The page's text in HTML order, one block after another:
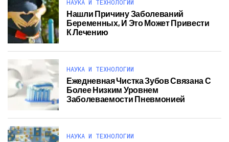
НАУКА И ТЕХНОЛОГИИ
Нашли Причину Заболеваний
Беременных, И Это Может Привести
К Лечению
НАУКА И ТЕХНОЛОГИИ
Ежедневная Чистка Зубов Связана С
Более Низким Уровнем
Заболеваемости Пневмонией
НАУКА И ТЕХНОЛОГИИ